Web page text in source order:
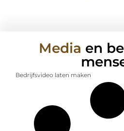
Media en
Bedrijfsvideo laten maken